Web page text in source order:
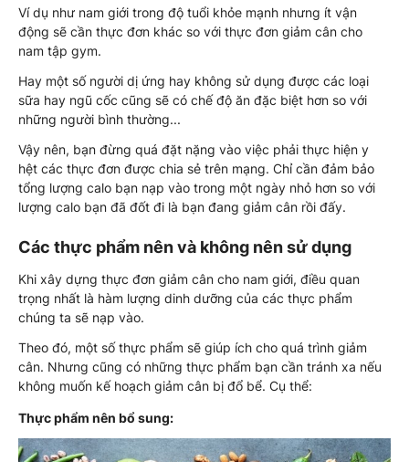
Ví dụ như nam giới trong độ tuổi khỏe mạnh nhưng ít vận
động sẽ cần thực đơn khác so với thực đơn giảm cân cho
nam tập gym.
Hay một số người dị ứng hay không sử dụng được các loại
sữa hay ngũ cốc cũng sẽ có chế độ ăn đặc biệt hơn so với
những người bình thường...
Vậy nên, bạn đừng quá đặt nặng vào việc phải thực hiện y
hệt các thực đơn được chia sẻ trên mạng. Chỉ cần đảm bảo
tổng lượng calo bạn nạp vào trong một ngày nhỏ hơn so với
lượng calo bạn đã đốt đi là bạn đang giảm cân rồi đấy.
Các thực phẩm nên và không nên sử dụng
Khi xây dựng thực đơn giảm cân cho nam giới, điều quan
trọng nhất là hàm lượng dinh dưỡng của các thực phẩm
chúng ta sẽ nạp vào.
Theo đó, một số thực phẩm sẽ giúp ích cho quá trình giảm
cân. Nhưng cũng có những thực phẩm bạn cần tránh xa nếu
không muốn kế hoạch giảm cân bị đổ bể. Cụ thể:
Thực phẩm nên bổ sung: